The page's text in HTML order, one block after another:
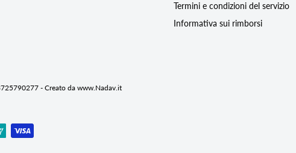
Termini e condizioni del servizio
Informativa sui rimborsi
- Creato da www.Nadav.it